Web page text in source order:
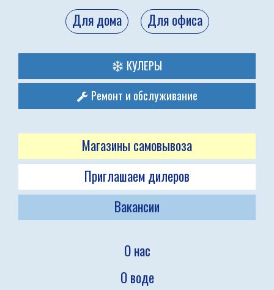
Для дома
Для офиса
КУЛЕРЫ
Ремонт и обслуживание
Магазины самовывоза
Приглашаем дилеров
Вакансии
О нас
О воде